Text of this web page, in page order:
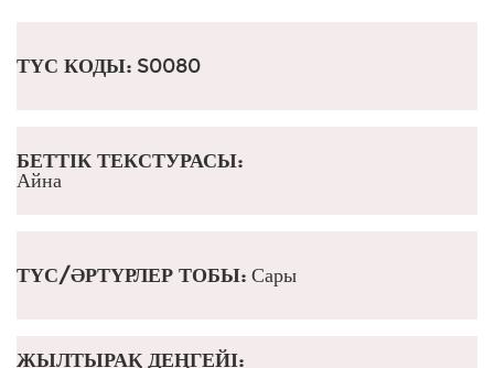
ТҮС КОДЫ: S0080
БЕТТІК ТЕКСТУРАСЫ:
Айна
ТҮС/ӘРТҮРЛЕР ТОБЫ: Сары
ЖЫЛТЫРАҚ ДЕҢГЕЙІ: